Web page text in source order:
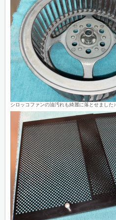
シロッコファンの油汚れも綺麗に落とせました♪